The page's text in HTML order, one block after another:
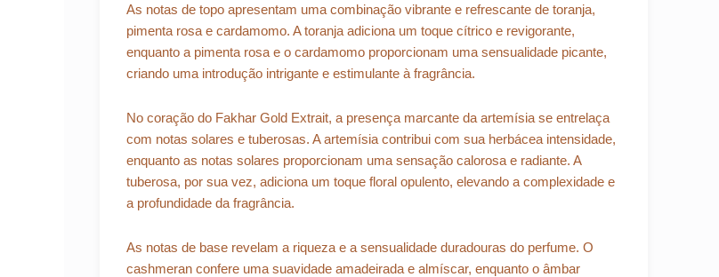
As notas de topo apresentam uma combinação vibrante e refrescante de toranja,
pimenta rosa e cardamomo. A toranja adiciona um toque cítrico e revigorante,
enquanto a pimenta rosa e o cardamomo proporcionam uma sensualidade picante,
criando uma introdução intrigante e estimulante à fragrância.
No coração do Fakhar Gold Extrait, a presença marcante da artemísia se entrelaça
com notas solares e tuberosas. A artemísia contribui com sua herbácea intensidade,
enquanto as notas solares proporcionam uma sensação calorosa e radiante. A
tuberosa, por sua vez, adiciona um toque floral opulento, elevando a complexidade e
a profundidade da fragrância.
As notas de base revelam a riqueza e a sensualidade duradouras do perfume. O
cashmeran confere uma suavidade amadeirada e almíscar, enquanto o âmbar